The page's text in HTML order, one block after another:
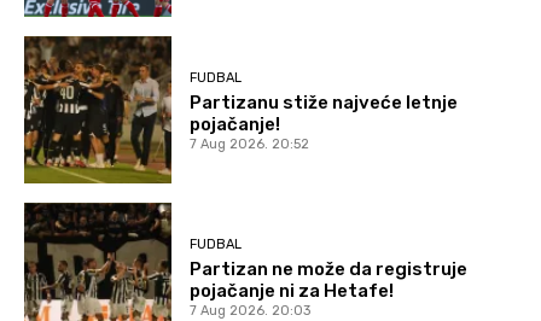
FUDBAL
Partizanu stiže najveće letnje
pojačanje!
7 Aug 2026. 20:52
FUDBAL
Partizan ne može da registruje
pojačanje ni za Hetafe!
7 Aug 2026. 20:03